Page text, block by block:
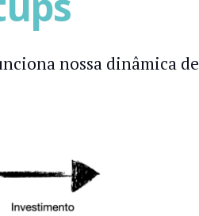
nossa dinâmica de